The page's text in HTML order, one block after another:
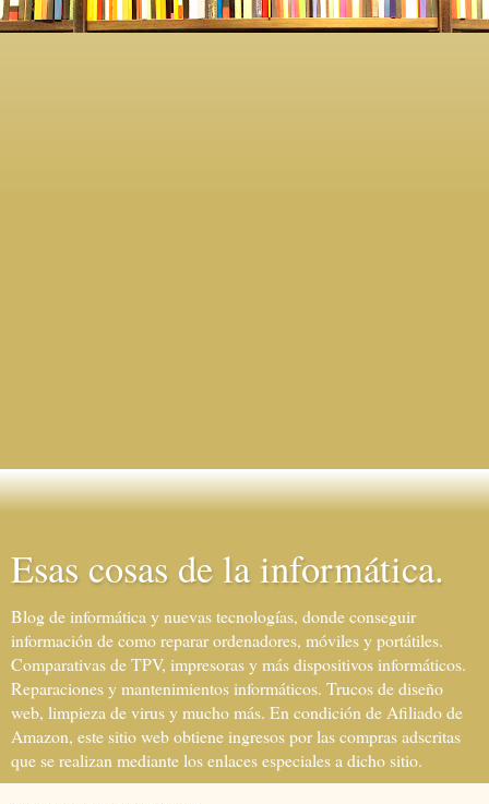
Esas cosas de la informática.
Blog de informática y nuevas tecnologías, donde conseguir
información de como reparar ordenadores, móviles y portátiles.
Comparativas de TPV, impresoras y más dispositivos informáticos.
Reparaciones y mantenimientos informáticos. Trucos de diseño
web, limpieza de virus y mucho más. En condición de Afiliado de
Amazon, este sitio web obtiene ingresos por las compras adscritas
que se realizan mediante los enlaces especiales a dicho sitio.